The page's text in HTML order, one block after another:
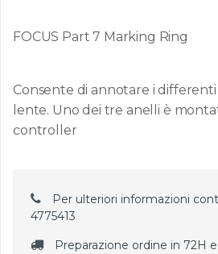
FOCUS Part 7 Marking Ring
Consente di annotare i
lente. Uno dei tre anelli è
controller
Per ulteriori informazioni
4775413
Preparazione ordine in 72H